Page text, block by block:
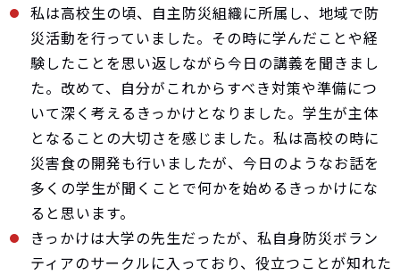
私は高校生の頃、自主防災組織に所属し、地域で防
災活動を行っていました。その時に学んだことや経
験したことを思い返しながら今日の講義を聞きまし
た。改めて、自分がこれからすべき対策や準備につ
いて深く考えるきっかけとなりました。学生が主体
となることの大切さを感じました。私は高校の時に
災害食の開発も行いましたが、今日のようなお話を
多くの学生が聞くことで何かを始めるきっかけにな
ると思います。
きっかけは大学の先生だったが、私自身防災ボラン
ティアのサークルに入っており、役立つことが知れた